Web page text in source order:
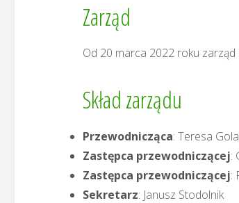
Zarząd
Od 20 marca 2022 roku zarząd
Skład zarządu
Przewodnicząca: Teresa
Zastępca przewodniczącej:
Zastępca przewodniczącej:
Sekretarz: Janusz Stodolnik